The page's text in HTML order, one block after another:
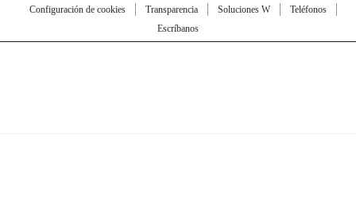
Configuración de cookies
Transparencia Soluciones W
Teléfonos
Escríbanos